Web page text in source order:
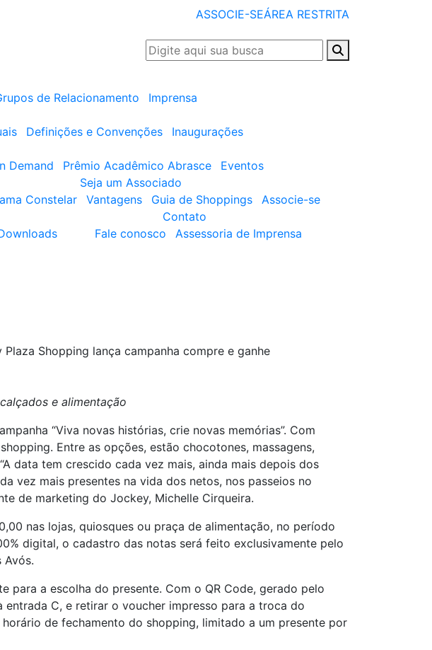
ASSOCIE-SEÁREA RESTRITA
de Relacionamento
Imprensa
Definições e Convenções
Inaugurações
Demand Prêmio Acadêmico Abrasce
Eventos
Seja um Associado
Constelar
Vantagens Guia de Shoppings
Associe-se
Contato
Fale conosco
Assessoria de Imprensa
Shopping lança campanha compre e ganhe
e alimentação
“Viva novas histórias, crie novas memórias”. Com
Entre as opções, estão chocotones, massagens,
data tem crescido cada vez mais, ainda mais depois dos
vez mais presentes na vida dos netos, nos passeios no
de marketing do Jockey, Michelle Cirqueira.
nas lojas, quiosques ou praça de alimentação, no período
digital, o cadastro das notas será feito exclusivamente pelo
Avós.
a escolha do presente. Com o QR Code, gerado pelo
C, e retirar o voucher impresso para a troca do
de fechamento do shopping, limitado a um presente por